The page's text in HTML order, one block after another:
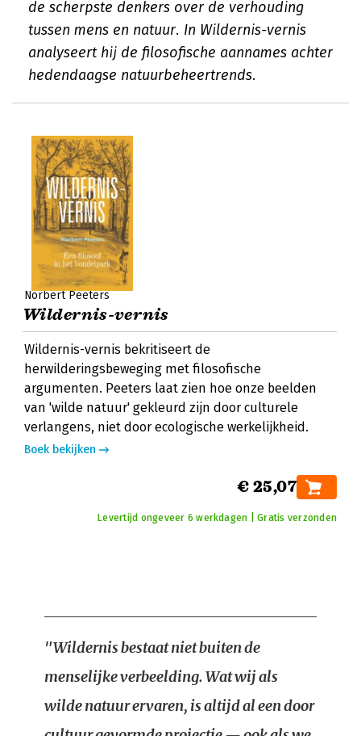
de scherpste denkers over de verhouding
tussen mens en natuur. In Wildernis-vernis
analyseert hij de filosofische aannames achter
hedendaagse natuurbeheertrends.
Norbert Peeters
Wildernis-vernis
Wildernis-vernis bekritiseert de
herwilderingsbeweging met filosofische
argumenten. Peeters laat zien hoe onze beelden
van 'wilde natuur' gekleurd zijn door culturele
verlangens, niet door ecologische werkelijkheid.
Boek bekijken
€ 25,07
Levertijd ongeveer 6 werkdagen | Gratis verzonden
"Wildernis bestaat niet buiten de
menselijke verbeelding. Wat wij als
wilde natuur ervaren, is altijd al een door